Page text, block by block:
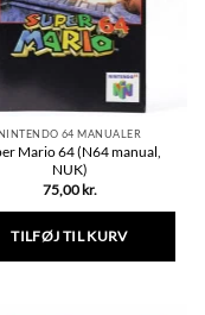
64 MANUALER
Mario 64 (N64 manual,
NUK)
75,00 kr.
TILFØJ TIL KURV